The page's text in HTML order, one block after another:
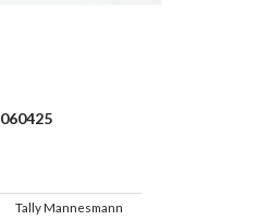
060425
Tally Mannesmann